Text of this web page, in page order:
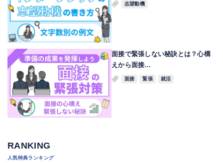
志望動機
面接で緊張しない秘訣とは？心構
えから面接…
面接 緊張 就活
RANKING
人気特典ランキング